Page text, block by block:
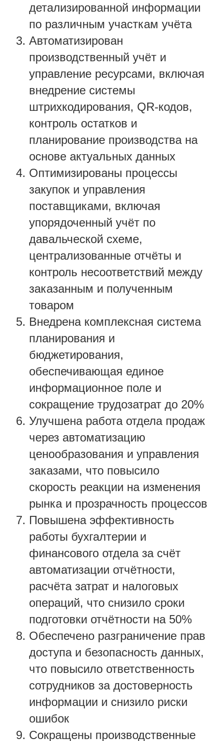
детализированной информации
по различным участкам учёта
Автоматизирован
производственный учёт и
управление ресурсами, включая
внедрение системы
штрихкодирования, QR-кодов,
контроль остатков и
планирование производства на
основе актуальных данных
Оптимизированы процессы
закупок и управления
поставщиками, включая
упорядоченный учёт по
давальческой схеме,
централизованные отчёты и
контроль несоответствий между
заказанным и полученным
товаром
Внедрена комплексная система
планирования и
бюджетирования,
обеспечивающая единое
информационное поле и
сокращение трудозатрат до 20%
Улучшена работа отдела продаж
через автоматизацию
ценообразования и управления
заказами, что повысило
скорость реакции на изменения
рынка и прозрачность процессов
Повышена эффективность
работы бухгалтерии и
финансового отдела за счёт
автоматизации отчётности,
расчёта затрат и налоговых
операций, что снизило сроки
подготовки отчётности на 50%
Обеспечено разграничение прав
доступа и безопасность данных,
что повысило ответственность
сотрудников за достоверность
информации и снизило риски
ошибок
Сокращены производственные